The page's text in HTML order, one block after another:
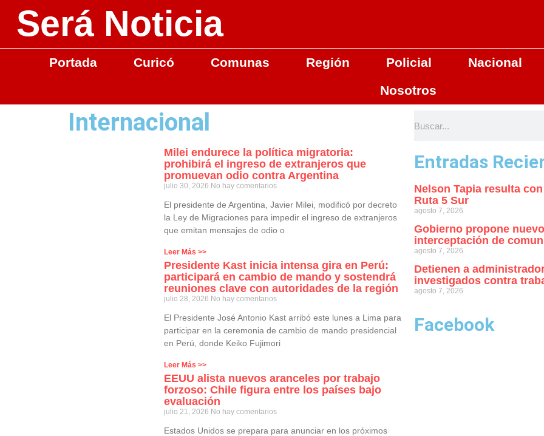
Será Noticia
Portada Curicó Comunas Región Policial
Nacional
Nosotros
Internacional
Milei endurece la política migratoria:
prohibirá el ingreso de extranjeros que
promuevan odio contra Argentina
julio 30, 2026 No hay comentarios
El presidente de Argentina, Javier Milei, modificó por decreto
la Ley de Migraciones para impedir el ingreso de extranjeros
que emitan mensajes de odio o
Leer Más >>
Presidente Kast inicia intensa gira en Perú:
participará en cambio de mando y sostendrá
reuniones clave con autoridades de la región
julio 28, 2026 No hay comentarios
El Presidente José Antonio Kast arribó este lunes a Lima para
participar en la ceremonia de cambio de mando presidencial
en Perú, donde Keiko Fujimori
Leer Más >>
EEUU alista nuevos aranceles por trabajo
forzoso: Chile figura entre los países bajo
evaluación
julio 21, 2026 No hay comentarios
Estados Unidos se prepara para anunciar en los próximos
Entradas
Nelson Tapia resulta
Ruta 5 Sur
agosto 7, 2026
Gobierno propone
interceptación de
agosto 7, 2026
Detienen a
investigados contra
agosto 7, 2026
Facebook